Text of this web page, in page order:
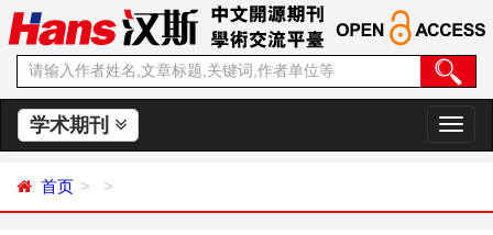
学术期刊
切
换
首页